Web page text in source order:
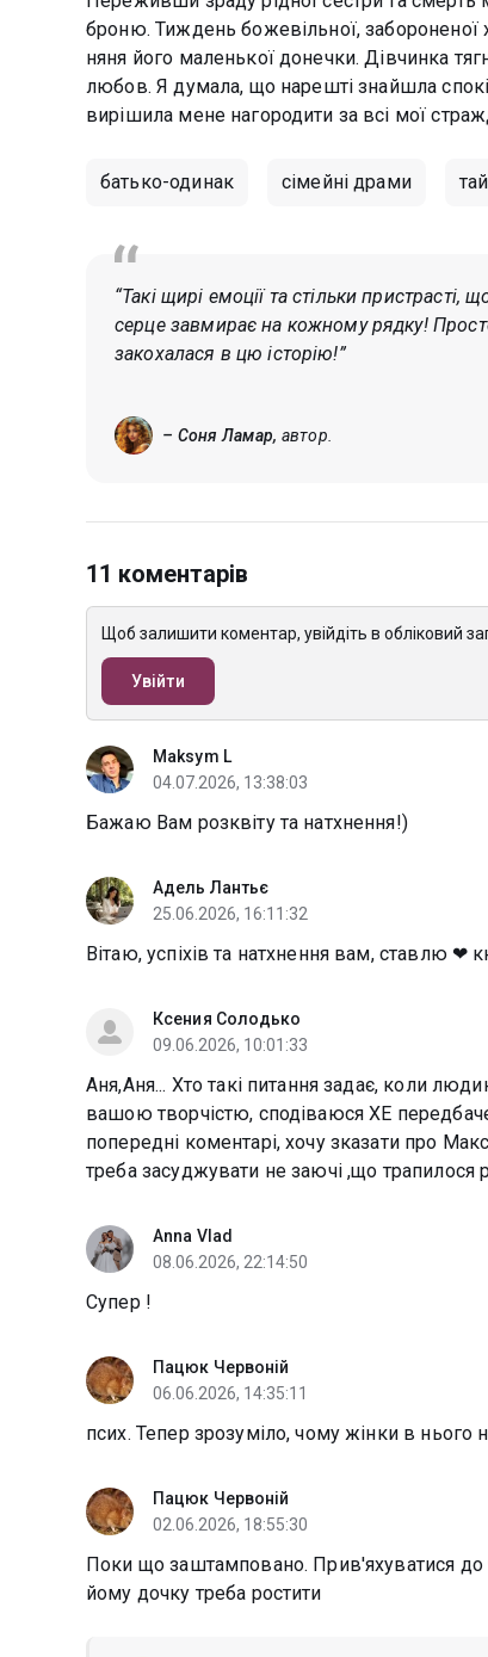
броню. Тиждень божевільної, забороненої
няня його маленької донечки. Дівчинка
любов. Я думала, що нарешті знайшла
вирішила мене нагородити за всі мої
батько-одинак сімейні драми
“Такі щирі емоції та стільки пристрасті,
серце завмирає на кожному рядку!
закохалася в цю історію!”
– Соня Ламар, автор.
11 коментарів
Щоб залишити коментар, увійдіть в обліковий
Увійти
Maksym L
04.07.2026, 13:38:03
Бажаю Вам розквіту та натхнення!)
Адель Лантьє
25.06.2026, 16:11:32
Вітаю, успіхів та натхнення вам, ставлю ❤
Ксения Солодько
09.06.2026, 10:01:33
Аня,Аня... Хто такі питання задає, коли
вашою творчістю, сподіваюся ХЕ
попередні коментарі, хочу зказати про
треба засуджувати не заючі ,що
Anna Vlad
08.06.2026, 22:14:50
Супер !
Пацюк Червоній
06.06.2026, 14:35:11
псих. Тепер зрозуміло, чому жінки в
Пацюк Червоній
02.06.2026, 18:55:30
Поки що заштамповано. Прив'яхуватися до
йому дочку треба ростити